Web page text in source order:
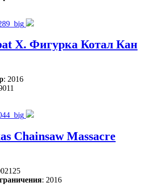
X. Фигурка Котал Кан
: 2016
Chainsaw Massacre
: 2016